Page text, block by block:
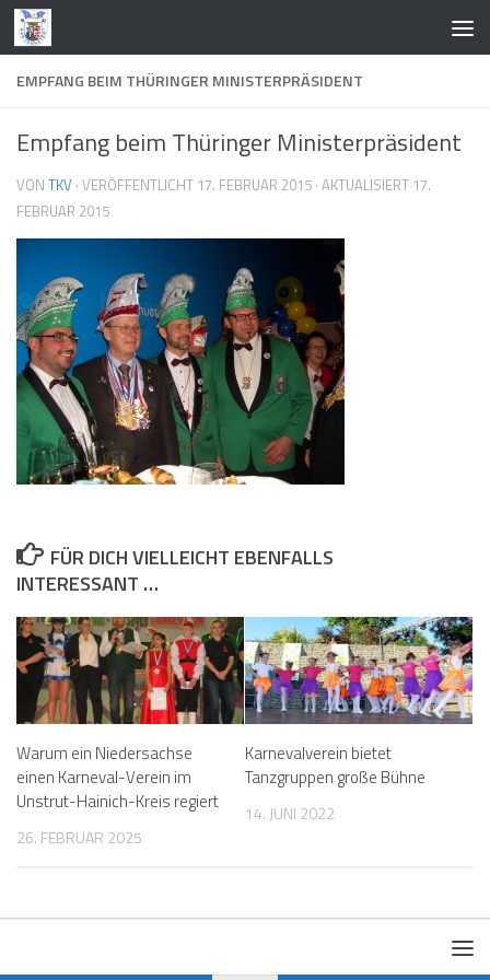
Zum Inhalt springen
EMPFANG BEIM THÜRINGER MINISTERPRÄSIDENT
Empfang beim Thüringer Ministerpräsident
VON TKV · VERÖFFENTLICHT 17. FEBRUAR 2015 · AKTUALISIERT 17.
FEBRUAR 2015
FÜR DICH VIELLEICHT EBENFALLS
INTERESSANT …
Warum ein Niedersachse
einen Karneval-Verein im
Unstrut-Hainich-Kreis regiert
26. FEBRUAR 2025
Karnevalverein bietet
Tanzgruppen große Bühne
14. JUNI 2022